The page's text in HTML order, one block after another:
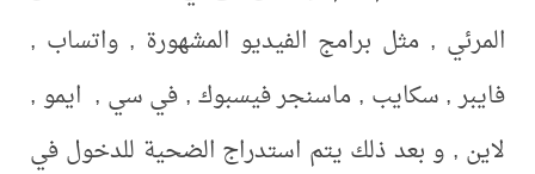
المرئي , مثل برامج الفيديو المشهورة , واتساب ,
فايبر , سكايب , ماسنجر فيسبوك , في سي , ايمو ,
لاين , و بعد ذلك يتم استدراج الضحية للدخول في